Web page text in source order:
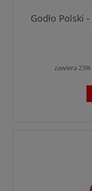
Godło Polski
zawiera